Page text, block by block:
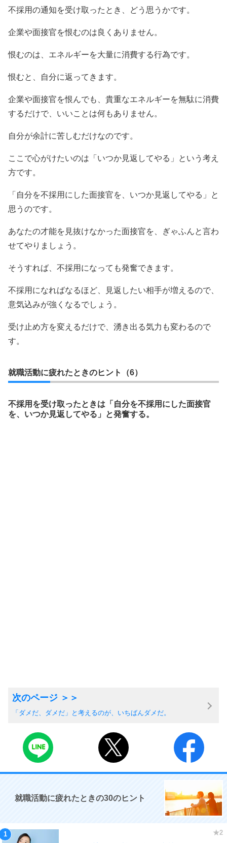
不採用の通知を受け取ったとき、どう思うかです。
企業や面接官を恨むのは良くありません。
恨むのは、エネルギーを大量に消費する行為です。
恨むと、自分に返ってきます。
企業や面接官を恨んでも、貴重なエネルギーを無駄に消費
するだけで、いいことは何もありません。
自分が余計に苦しむだけなのです。
ここで心がけたいのは「いつか見返してやる」という考え
方です。
「自分を不採用にした面接官を、いつか見返してやる」と
思うのです。
あなたの才能を見抜けなかった面接官を、ぎゃふんと言わ
せてやりましょう。
そうすれば、不採用になっても発奮できます。
不採用になればなるほど、見返したい相手が増えるので、
意気込みが強くなるでしょう。
受け止め方を変えるだけで、湧き出る気力も変わるので
す。
就職活動に疲れたときのヒント（6）
不採用を受け取ったときは「自分を不採用にした面接官
を、いつか見返してやる」と発奮する。
「ダメだ、ダメだ」と考えるのが、いちばんダメだ。
就職活動に疲れたときの30のヒント